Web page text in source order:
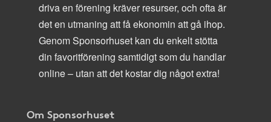
driva en förening kräver resurser, och ofta är
det en utmaning att få ekonomin att gå ihop.
Genom Sponsorhuset kan du enkelt stötta
din favoritförening samtidigt som du handlar
online – utan att det kostar dig något extra!
Om Sponsorhuset